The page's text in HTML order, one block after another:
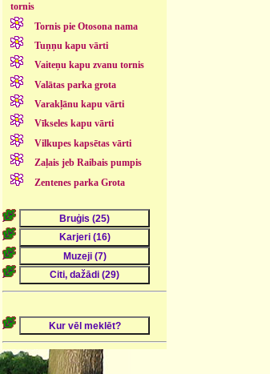
tornis
Tornis pie Otosona nama
Tuņņu kapu vārti
Vaiteņu kapu zvanu tornis
Valātas parka grota
Varakļānu kapu vārti
Vīkseles kapu vārti
Vilkupes kapsētas vārti
Zaļais jeb Raibais pumpis
Zentenes parka Grota